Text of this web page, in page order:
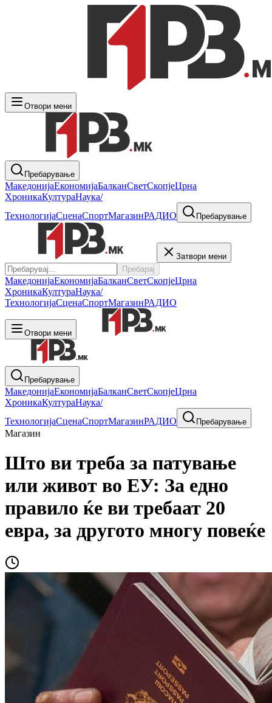
Отвори мени
Пребарување
МакедонијаЕкономијаБалканСветСкопјеЦрна
ХроникаКултураНаука/
ТехнологијаСценаСпортМагазинРАДИО Пребарување
Затвори мени
Пребарај
МакедонијаЕкономијаБалканСветСкопјеЦрна
ХроникаКултураНаука/
ТехнологијаСценаСпортМагазинРАДИО
Отвори мени
Пребарување
МакедонијаЕкономијаБалканСветСкопјеЦрна
ХроникаКултураНаука/
ТехнологијаСценаСпортМагазинРАДИО Пребарување
Магазин
Што ви треба за патување
или живот во ЕУ: За едно
правило ќе ви требаат 20
евра, за другото многу повеќe